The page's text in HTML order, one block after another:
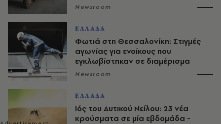
Newsroom
ΕΛΛΑΔΑ
Φωτιά στη Θεσσαλονίκη: Στιγμές
αγωνίας για ενοίκους που
εγκλωβίστηκαν σε διαμέρισμα
Newsroom
ΕΛΛΑΔΑ
Ιός του Δυτικού Νείλου: 23 νέα
κρούσματα σε μία εβδομάδα -